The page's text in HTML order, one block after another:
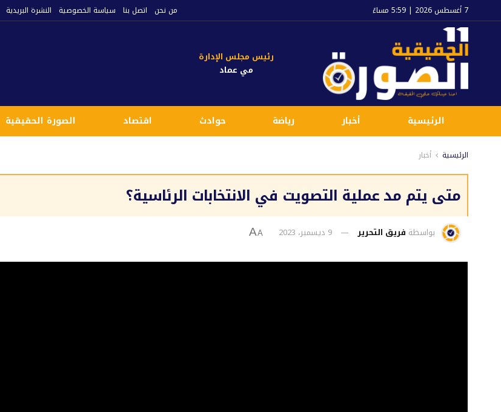
7 أغسطس 2026 | 5:59 مساءً من نحن اتصل بنا سياسة الخصوصية النشرة البريدية
رئيس مجلس الإدارة
مي عماد
الرئيسية أخبار رياضة حوادث اقتصاد الصورة الحقيقية
الرئيسية أخبار
متى يتم مد عملية التصويت في الانتخابات الرئاسية؟
بواسطة فريق التحرير 9 ديسمبر، 2023 A
A